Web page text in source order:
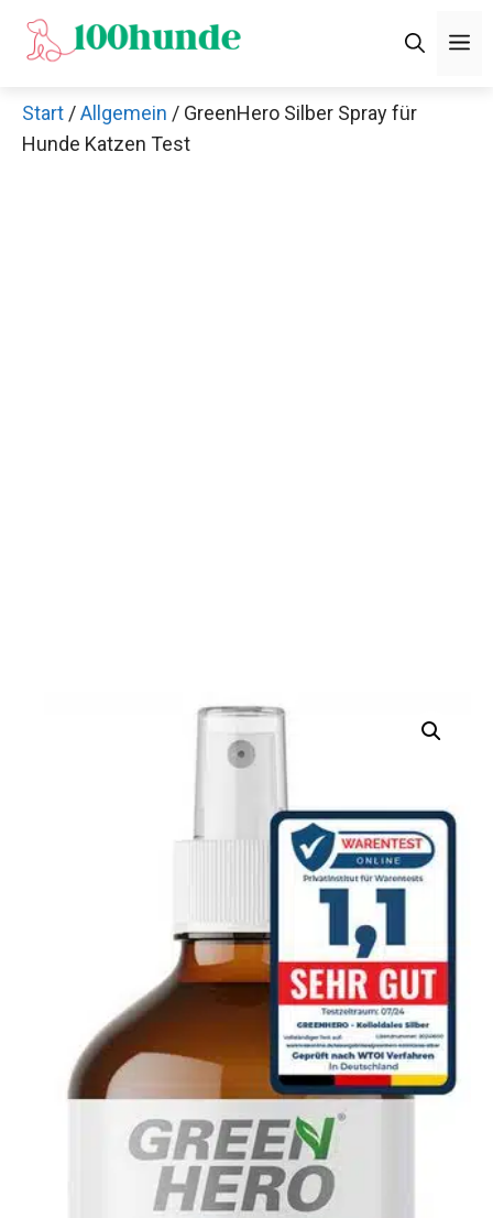
Zum
Inhalt
Start /Allgemein / GreenHero Silber Spray für
Hunde Katzen Test